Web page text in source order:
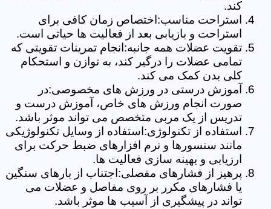
کند.
استراحت مناسب:اختصاص زمان کافی برای
استراحت و بازیابی بعد از فعالیت ها حیاتی است.
تقویت عضلات همه جانبه:انجام تمرینات تقویتی که
تمامی عضلات را درگیر کند، به توازن و استحکام
کلی بدن کمک می کند.
آموزش درستی در ورزش های مخصوصی:در
صورت انجام ورزش های خاص، آموزش درست و
تدریس از یک مربی متخصص می تواند موثر باشد.
استفاده از تکنولوژی:استفاده از وسایل تکنولوژیکی
مانند سنسورها و نرم افزارهای ضبط حرکت برای
ارزیابی و بهینه سازی فعالیت ها.
پرهیز از فشارهای مفصلی:اجتناب از بارهای سنگین
یا فشارهای مکرر بر روی مفاصل و عضلات می
تواند در پیشگیری از آسیب ها موثر باشد.